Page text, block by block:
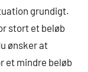
grundigt.
stort et beløb
ønsker at
et mindre beløb